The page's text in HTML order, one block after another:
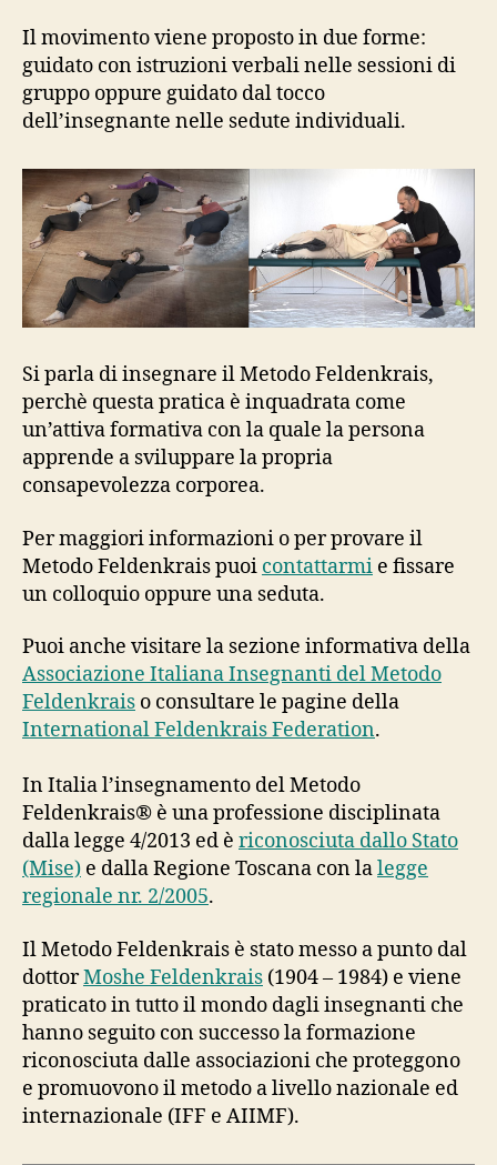
Il movimento viene proposto in due forme:
guidato con istruzioni verbali nelle sessioni di
gruppo oppure guidato dal tocco
dell’insegnante nelle sedute individuali.
Si parla di insegnare il Metodo Feldenkrais,
perchè questa pratica è inquadrata come
un’attiva formativa con la quale la persona
apprende a sviluppare la propria
consapevolezza corporea.
Per maggiori informazioni o per provare il
Metodo Feldenkrais puoi contattarmi e fissare
un colloquio oppure una seduta.
Puoi anche visitare la sezione informativa della
Associazione Italiana Insegnanti del Metodo
Feldenkrais o consultare le pagine della
International Feldenkrais Federation.
In Italia l’insegnamento del Metodo
Feldenkrais® è una professione disciplinata
dalla legge 4/2013 ed è riconosciuta dallo Stato
(Mise) e dalla Regione Toscana con lalegge
regionale nr. 2/2005.
Il Metodo Feldenkrais è stato messo a punto dal
dottorMoshe Feldenkrais (1904 – 1984) e viene
praticato in tutto il mondo dagli insegnanti che
hanno seguito con successo la formazione
riconosciuta dalle associazioni che proteggono
e promuovono il metodo a livello nazionale ed
internazionale (IFF e AIIMF).